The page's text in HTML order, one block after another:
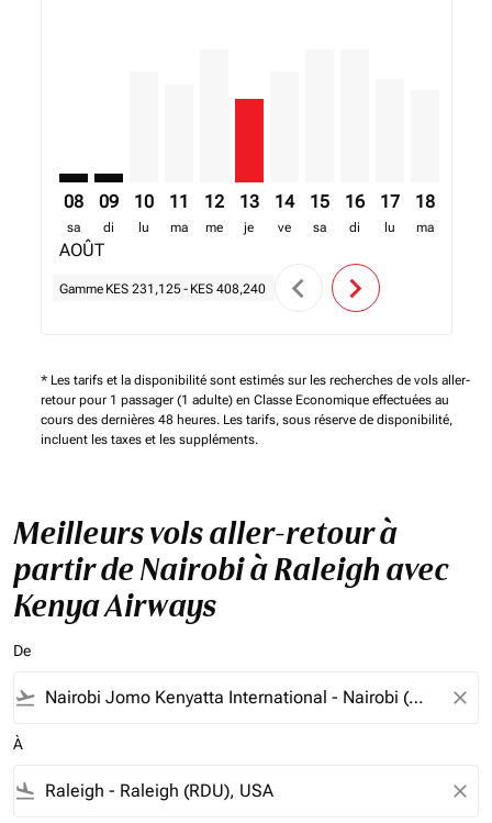
08
sa
AOÛT
09
di
10
lu
11
ma
12
me
13
je
14
ve
15
sa
16
di
17
lu
18
ma
Gamme KES 231,125- KES 408,240 chevron_left chevron_right
* Les tarifs et la disponibilité sont estimés sur les recherches de vols aller-
retour pour 1 passager (1 adulte) en Classe Economique effectuées au
cours des dernières 48 heures. Les tarifs, sous réserve de disponibilité,
incluent les taxes et les suppléments.
Meilleurs vols aller-retour à
partir de Nairobi à Raleigh avec
Kenya Airways
De
flight_takeoff close
À
flight_land close